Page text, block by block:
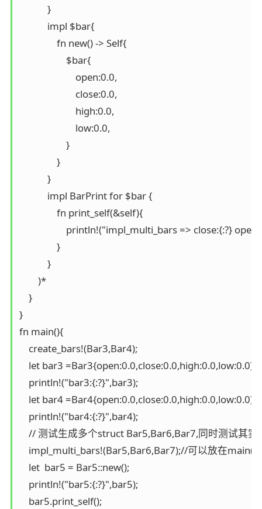
            }
            impl $bar{
                fn new() -> Self{
                    $bar{
                        open:0.0,
                        close:0.0,
                        high:0.0,
                        low:0.0,
                    }
                }
            }
            impl BarPrint for $bar {
                fn print_self(&self){
println!("impl_multi_bars => close:{:?}
                }
            }
        )*
    }
}
fn main(){
    create_bars!(Bar3,Bar4);
    let bar3 =Bar3{open:0.0,close:0.0,high:0.0,low:0.0};
    println!("bar3:{:?}",bar3);
    let bar4 =Bar4{open:0.0,close:0.0,high:0.0,low:0.0};
    println!("bar4:{:?}",bar4);
// 测试生成多个struct Bar5,Bar6,Bar7,同时测试其
impl_multi_bars!(Bar5,Bar6,Bar7);//可以放在
    let  bar5 = Bar5::new();
    println!("bar5:{:?}",bar5);
    bar5.print_self();